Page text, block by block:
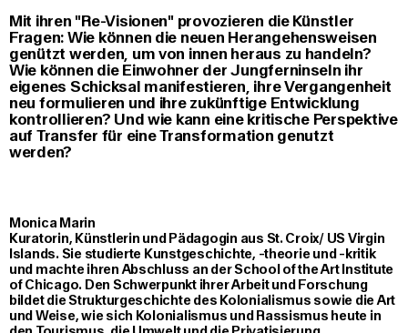
Mit ihren "Re-Visionen" provozieren die Künstler
Fragen: Wie können die neuen Herangehensweisen
genützt werden, um von innen heraus zu handeln?
Wie können die Einwohner der Jungferninseln ihr
eigenes Schicksal manifestieren, ihre Vergangenheit
neu formulieren und ihre zukünftige Entwicklung
kontrollieren? Und wie kann eine kritische Perspektive
auf Transfer für eine Transformation genutzt
werden?
Monica Marin
Kuratorin, Künstlerin und Pädagogin aus St. Croix/ US Virgin
Islands. Sie studierte Kunstgeschichte, -theorie und -kritik
und machte ihren Abschluss an der School of the Art Institute
of Chicago. Den Schwerpunkt ihrer Arbeit und Forschung
bildet die Strukturgeschichte des Kolonialismus sowie die Art
und Weise, wie sich Kolonialismus und Rassismus heute in